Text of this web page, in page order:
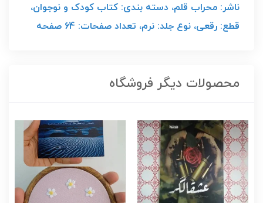
ناشر: محراب قلم، دسته بندی: کتاب کودک و نوجوان،
قطع: رقعی، نوع جلد: نرم، تعداد صفحات: 64 صفحه
محصولات دیگر فروشگاه